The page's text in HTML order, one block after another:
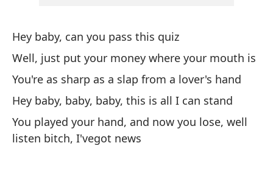
Hey baby, can you pass this quiz
Well, just put your money where your mouth is
You're as sharp as a slap from a lover's hand
Hey baby, baby, baby, this is all I can stand
You played your hand, and now you lose, well
listen bitch, I'vegot news